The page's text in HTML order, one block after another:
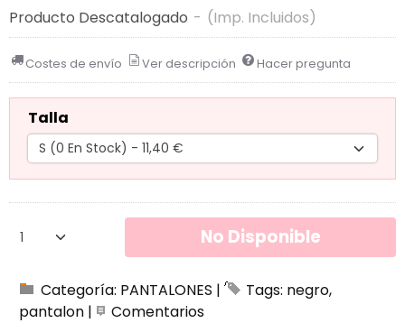
Producto Descatalogado - (Imp. Incluidos)
Costes de envío Ver descripción Hacer pregunta
Talla
No Disponible
Categoría: PANTALONES | Tags: negro
pantalon | Comentarios